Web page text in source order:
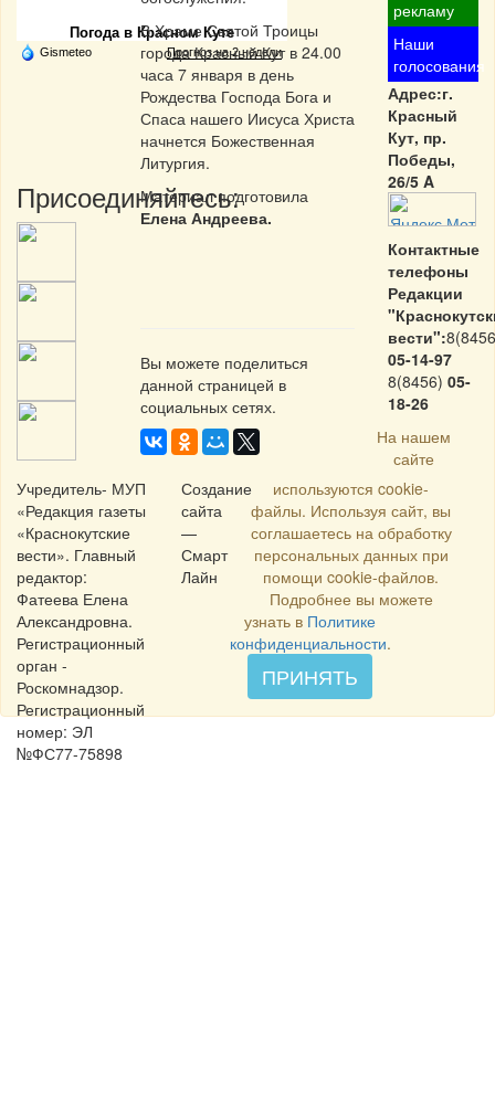
Погода в Красном Куте
Gismeteo Прогноз на 2 недели
Присоединяйтесь:
В Храме Святой Троицы
города Красный Кут в 24.00
часа 7 января в день
Рождества Господа Бога и
Спаса нашего Иисуса Христа
начнется Божественная
Литургия.
Материал подготовила
Елена Андреева.
Вы можете поделиться
данной страницей в
социальных сетях.
рекламу
Наши
голосования
Адрес:г.
Красный
Кут, пр.
Победы,
26/5 A
Контактные
телефоны
Редакции
вести":
05-14-97
8(8456) 05-
18-26
Учредитель- МУП
«Редакция газеты
«Краснокутские
вести». Главный
редактор:
Фатеева Елена
Александровна.
Регистрационный
орган -
Роскомнадзор.
Регистрационный
номер: ЭЛ
№ФС77-75898
Создание
сайта
—
Смарт
Лайн
На нашем
сайте
используются cookie-
файлы. Используя сайт, вы
соглашаетесь на обработку
персональных данных при
помощи cookie-файлов.
Подробнее вы можете
узнать в Политике
конфиденциальности.
ПРИНЯТЬ